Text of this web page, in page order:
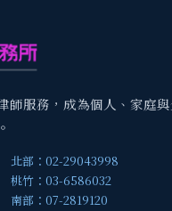
師服務，成為個人、家庭與
北部：02-29043998
桃竹：03-6586032
南部：07-2819120